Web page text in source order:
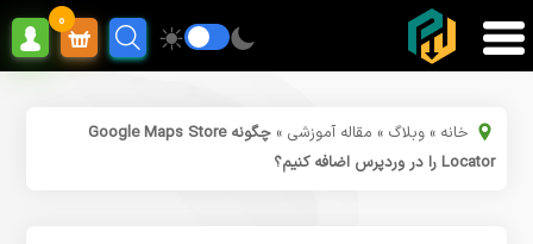
0
خانه »وبلاگ » مقاله آموزشی »
چگونه Google Maps Store
Locator را در وردپرس اضافه کنیم؟